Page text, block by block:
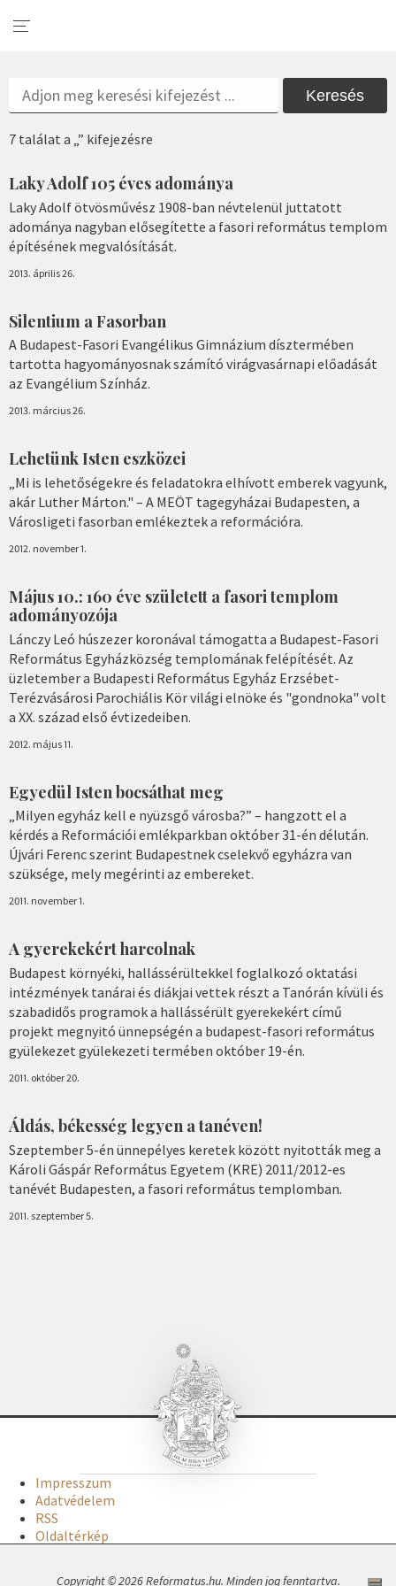
Keresés
7 találat a „” kifejezésre
Laky Adolf 105 éves adománya
Laky Adolf ötvösművész 1908-ban névtelenül juttatott
adománya nagyban elősegítette a fasori református templom
építésének megvalósítását.
2013. április 26.
Silentium a Fasorban
A Budapest-Fasori Evangélikus Gimnázium dísztermében
tartotta hagyományosnak számító virágvasárnapi előadását
az Evangélium Színház.
2013. március 26.
Lehetünk Isten eszközei
„Mi is lehetőségekre és feladatokra elhívott emberek vagyunk,
akár Luther Márton." – A MEÖT tagegyházai Budapesten, a
Városligeti fasorban emlékeztek a reformációra.
2012. november 1.
Május 10.: 160 éve született a fasori templom
adományozója
Lánczy Leó húszezer koronával támogatta a Budapest-Fasori
Református Egyházközség templomának felépítését. Az
üzletember a Budapesti Református Egyház Erzsébet-
Terézvásárosi Parochiális Kör világi elnöke és "gondnoka" volt
a XX. század első évtizedeiben.
2012. május 11.
Egyedül Isten bocsáthat meg
„Milyen egyház kell e nyüzsgő városba?” – hangzott el a
kérdés a Reformációi emlékparkban október 31-én délután.
Újvári Ferenc szerint Budapestnek cselekvő egyházra van
szüksége, mely megérinti az embereket.
2011. november 1.
A gyerekekért harcolnak
Budapest környéki, hallássérültekkel foglalkozó oktatási
intézmények tanárai és diákjai vettek részt a Tanórán kívüli és
szabadidős programok a hallássérült gyerekekért című
projekt megnyitó ünnepségén a budapest-fasori református
gyülekezet gyülekezeti termében október 19-én.
2011. október 20.
Áldás, békesség legyen a tanéven!
Szeptember 5-én ünnepélyes keretek között nyitották meg a
Károli Gáspár Református Egyetem (KRE) 2011/2012-es
tanévét Budapesten, a fasori református templomban.
2011. szeptember 5.
Impresszum
Adatvédelem
RSS
Oldaltérkép
Copyright © 2026 Reformatus.hu. Minden jog fenntartva.